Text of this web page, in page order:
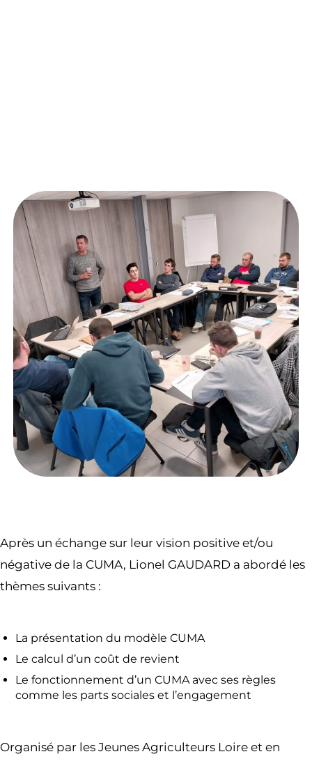
Après un échange sur leur vision positive et/ou
négative de la CUMA, Lionel GAUDARD a abordé les
thèmes suivants :
La présentation du modèle CUMA
Le calcul d’un coût de revient
Le fonctionnement d’un CUMA avec ses règles
comme les parts sociales et l’engagement
Organisé par les Jeunes Agriculteurs Loire et en